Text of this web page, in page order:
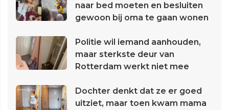
naar bed moeten en besluiten
gewoon bij oma te gaan wonen
Politie wil iemand aanhouden,
maar sterkste deur van
Rotterdam werkt niet mee
Dochter denkt dat ze er goed
uitziet, maar toen kwam mama